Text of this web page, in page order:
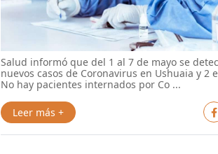
Salud informó que del 1 al 7 de mayo se
nuevos casos de Coronavirus en Ushuaia y 2
No hay pacientes internados por Co ...
Leer más +